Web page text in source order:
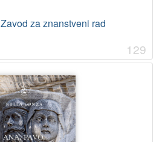
Zavod za znanstveni rad
129